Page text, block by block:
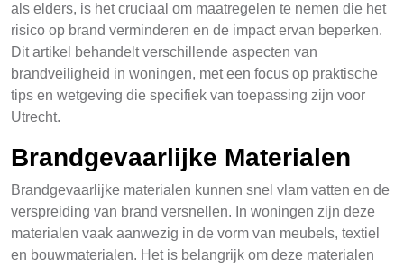
als elders, is het cruciaal om maatregelen te nemen die het
risico op brand verminderen en de impact ervan beperken.
Dit artikel behandelt verschillende aspecten van
brandveiligheid in woningen, met een focus op praktische
tips en wetgeving die specifiek van toepassing zijn voor
Utrecht.
Brandgevaarlijke Materialen
Brandgevaarlijke materialen kunnen snel vlam vatten en de
verspreiding van brand versnellen. In woningen zijn deze
materialen vaak aanwezig in de vorm van meubels, textiel
en bouwmaterialen. Het is belangrijk om deze materialen